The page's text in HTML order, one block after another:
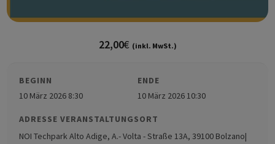
22,00€ (inkl. MwSt.)
BEGINN
10 März 2026 8:30
ENDE
10 März 2026 10:30
ADRESSE VERANSTALTUNGSORT
NOI Techpark Alto Adige, A.- Volta - Straße 13A, 39100 Bolzano|